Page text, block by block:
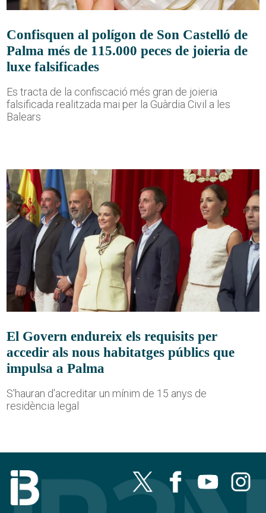
Confisquen al polígon de Son Castelló de
Palma més de 115.000 peces de joieria de
luxe falsificades
Es tracta de la confiscació més gran de joieria
falsificada realitzada mai per la Guàrdia Civil a les
Balears
El Govern endureix els requisits per
accedir als nous habitatges públics que
impulsa a Palma
S'hauran d'acreditar un mínim de 15 anys de
residència legal